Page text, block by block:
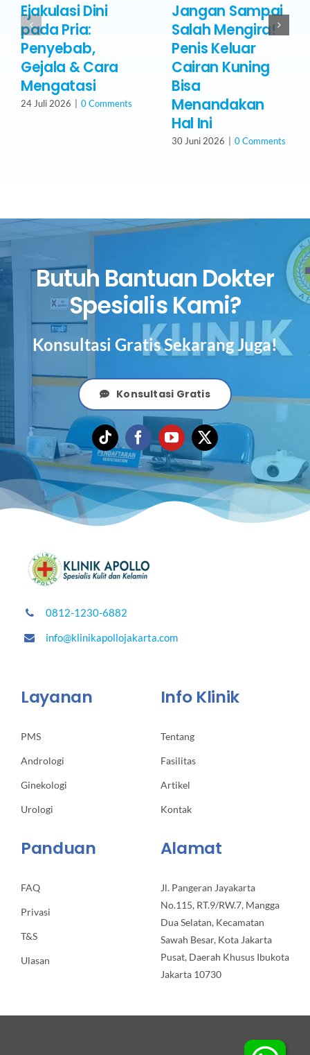
Ejakulasi Dini
pada Pria:
Penyebab,
Gejala & Cara
Mengatasi
24 Juli 2026 0 Comments
Jangan Sampai
Salah Mengira!
Penis Keluar
Cairan Kuning
Bisa
Menandakan
Hal Ini
30 Juni 2026 0 Comments
Butuh Bantuan Dokter
Spesialis Kami?
Konsultasi Gratis Sekarang Juga!
Konsultasi Gratis
0812-1230-6882
info@klinikapollojakarta.com
Layanan
PMS
Andrologi
Ginekologi
Urologi
Info Klinik
Tentang
Fasilitas
Artikel
Kontak
Panduan
FAQ
Privasi
T&S
Ulasan
Alamat
Jl. Pangeran Jayakarta
No.115, RT.9/RW.7, Mangga
Dua Selatan, Kecamatan
Sawah Besar, Kota Jakarta
Pusat, Daerah Khusus Ibukota
Jakarta 10730